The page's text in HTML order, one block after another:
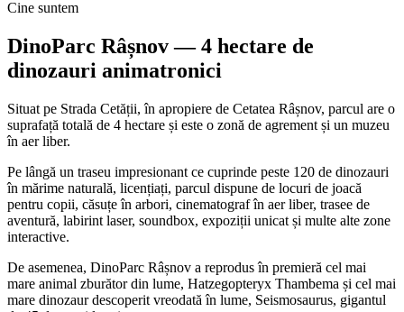
Cine suntem
DinoParc Râșnov — 4 hectare de
dinozauri animatronici
Situat pe Strada Cetății, în apropiere de Cetatea Râșnov, parcul are o
suprafață totală de 4 hectare și este o zonă de agrement și un muzeu
în aer liber.
Pe lângă un traseu impresionant ce cuprinde peste 120 de dinozauri
în mărime naturală, licențiați, parcul dispune de locuri de joacă
pentru copii, căsuțe în arbori, cinematograf în aer liber, trasee de
aventură, labirint laser, soundbox, expoziții unicat și multe alte zone
interactive.
De asemenea, DinoParc Râșnov a reprodus în premieră cel mai
mare animal zburător din lume, Hatzegopteryx Thambema și cel mai
mare dinozaur descoperit vreodată în lume, Seismosaurus, gigantul